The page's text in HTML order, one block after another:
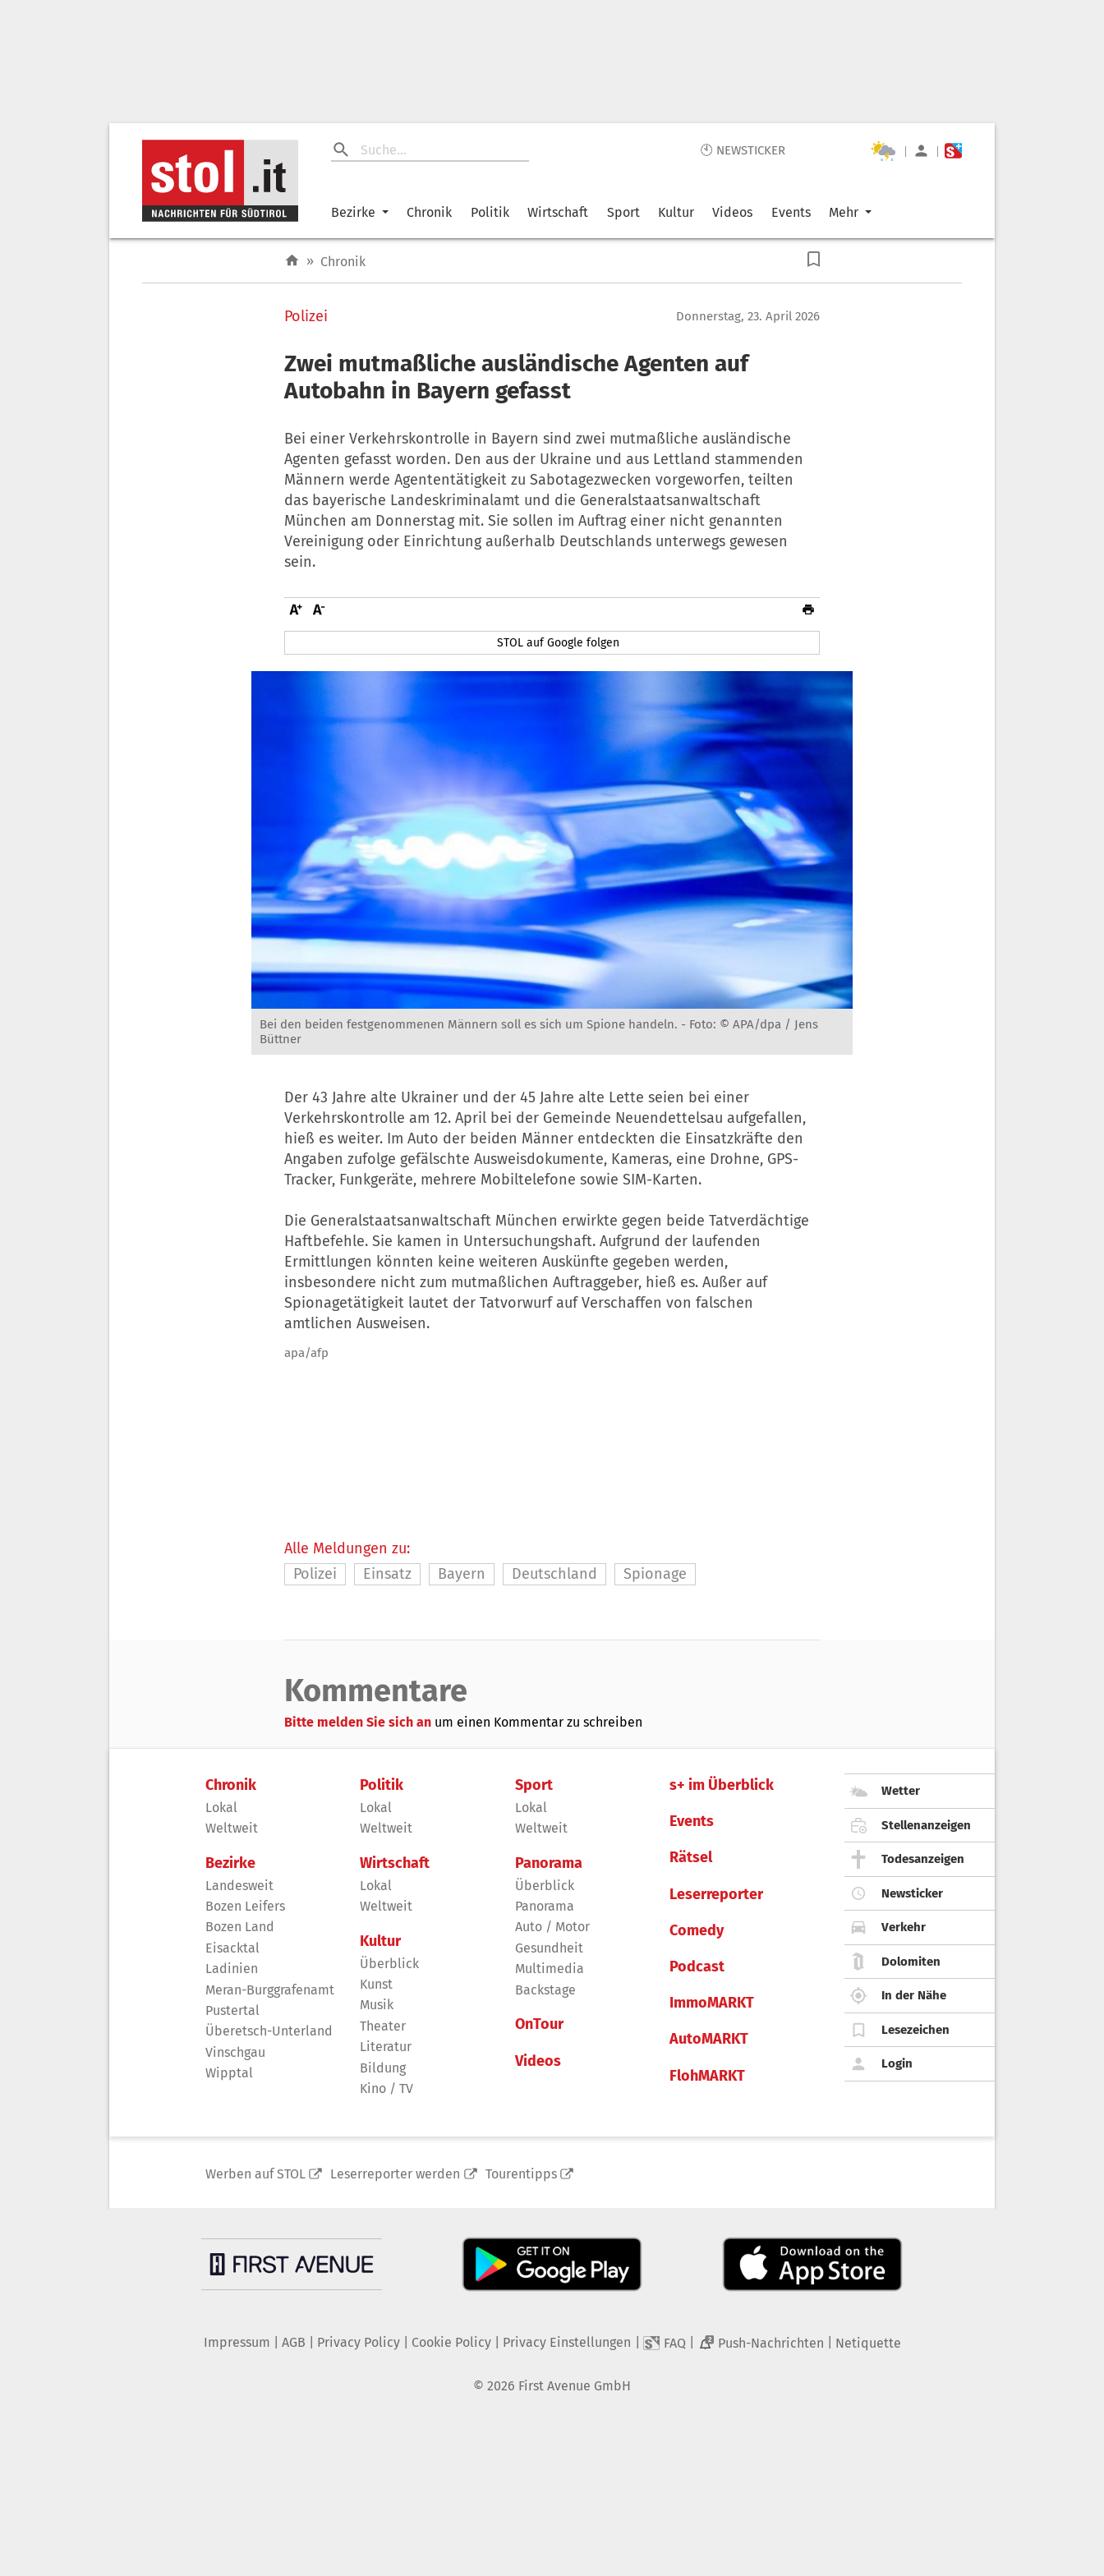
🕙 NEWSTICKER | |
Bezirke Chronik Politik Wirtschaft Sport Kultur Videos Events Mehr
» Chronik
Polizei Donnerstag, 23. April 2026
Zwei mutmaßliche ausländische Agenten auf
Autobahn in Bayern gefasst
Bei einer Verkehrskontrolle in Bayern sind zwei mutmaßliche ausländische
Agenten gefasst worden. Den aus der Ukraine und aus Lettland stammenden
Männern werde Agententätigkeit zu Sabotagezwecken vorgeworfen, teilten
das bayerische Landeskriminalamt und die Generalstaatsanwaltschaft
München am Donnerstag mit. Sie sollen im Auftrag einer nicht genannten
Vereinigung oder Einrichtung außerhalb Deutschlands unterwegs gewesen
sein.
STOL auf Google folgen
Bei den beiden festgenommenen Männern soll es sich um Spione handeln. - Foto: © APA/dpa / Jens
Büttner
Der 43 Jahre alte Ukrainer und der 45 Jahre alte Lette seien bei einer
Verkehrskontrolle am 12. April bei der Gemeinde Neuendettelsau aufgefallen,
hieß es weiter. Im Auto der beiden Männer entdeckten die Einsatzkräfte den
Angaben zufolge gefälschte Ausweisdokumente, Kameras, eine Drohne, GPS-
Tracker, Funkgeräte, mehrere Mobiltelefone sowie SIM-Karten.
Die Generalstaatsanwaltschaft München erwirkte gegen beide Tatverdächtige
Haftbefehle. Sie kamen in Untersuchungshaft. Aufgrund der laufenden
Ermittlungen könnten keine weiteren Auskünfte gegeben werden,
insbesondere nicht zum mutmaßlichen Auftraggeber, hieß es. Außer auf
Spionagetätigkeit lautet der Tatvorwurf auf Verschaffen von falschen
amtlichen Ausweisen.
apa/afp
Alle Meldungen zu:
Polizei
Einsatz Bayern Deutschland Spionage
Kommentare
Bitte melden Sie sich an um einen Kommentar zu schreiben
Chronik
Lokal
Weltweit
Bezirke
Landesweit
Bozen Leifers
Bozen Land
Eisacktal
Ladinien
Meran-Burggrafenamt
Pustertal
Überetsch-Unterland
Vinschgau
Wipptal
Politik
Lokal
Weltweit
Wirtschaft
Lokal
Weltweit
Kultur
Überblick
Kunst
Musik
Theater
Literatur
Bildung
Kino / TV
Sport
Lokal
Weltweit
Panorama
Überblick
Panorama
Auto / Motor
Gesundheit
Multimedia
Backstage
OnTour
Videos
s+ im Überblick
Events
Rätsel
Leserreporter
Comedy
Podcast
ImmoMARKT
AutoMARKT
FlohMARKT
Wetter
Stellenanzeigen
Todesanzeigen
Newsticker
Verkehr
Dolomiten
In der Nähe
Lesezeichen
Login
Werben auf STOL Leserreporter werden Tourentipps
Impressum AGB Privacy Policy| Cookie Policy| Privacy Einstellungen FAQ 2 Push-Nachrichten Netiquette
© 2026 First Avenue GmbH